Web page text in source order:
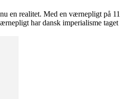
en realitet. Med en værnepligt på 11
har dansk imperialisme taget